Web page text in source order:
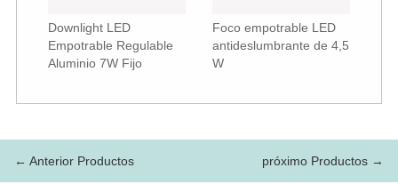
Downlight LED
Empotrable Regulable
Aluminio 7W Fijo
Foco empotrable LED
antideslumbrante de 4,5
W
← Anterior Productos próximo Productos →